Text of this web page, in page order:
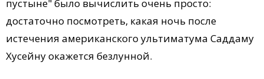
пустыне" было вычислить очень просто:
достаточно посмотреть, какая ночь после
истечения американского ультиматума Саддаму
Хусейну окажется безлунной.